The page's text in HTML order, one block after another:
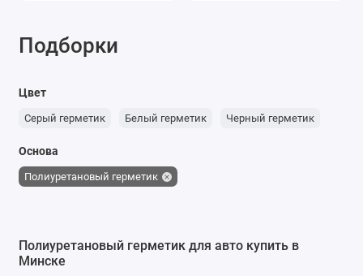
Подборки
Цвет
Серый герметик Белый герметик Черный герметик
Основа
Полиуретановый герметик
Полиуретановый герметик для авто купить в
Минске